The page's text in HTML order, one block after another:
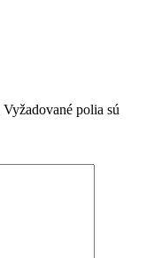
Vyžadované polia sú